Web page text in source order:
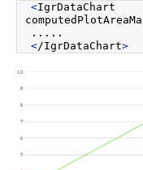
<IgrDataChart
.....
</IgrDataChart>